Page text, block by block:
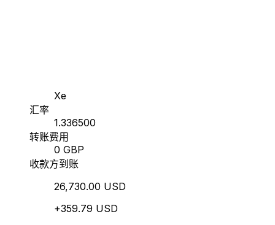
Xe
汇率
1.336500
转账费用
0 GBP
收款方到账
26,730.00 USD
+359.79 USD